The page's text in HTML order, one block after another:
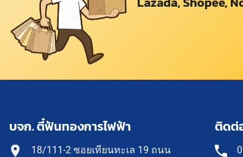
บจก. ตี๋ฟันทองการไฟฟ้า
18/111-2 ซอยเทียนทะเล 19 ถนน
ติดต่